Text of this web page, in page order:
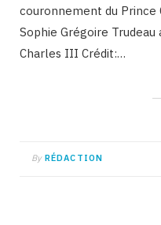
couronnement du Prince
Sophie Grégoire
Charles III Crédit:…
By RÉDACTION